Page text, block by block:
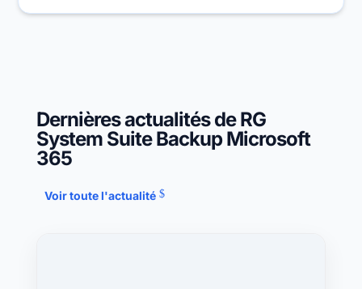
Dernières actualités de RG
System Suite Backup Microsoft
365
Voir toute l'actualité